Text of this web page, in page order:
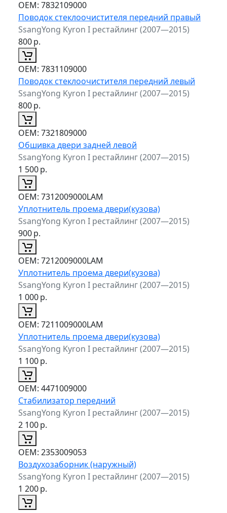
ОЕМ: 7832109000
Поводок стеклоочистителя передний правый
SsangYong Kyron I рестайлинг (2007—2015)
800р.
ОЕМ: 7831109000
Поводок стеклоочистителя передний левый
SsangYong Kyron I рестайлинг (2007—2015)
800р.
ОЕМ: 7321809000
Обшивка двери задней левой
SsangYong Kyron I рестайлинг (2007—2015)
1 500р.
ОЕМ: 7312009000LAM
Уплотнитель проема двери(кузова)
SsangYong Kyron I рестайлинг (2007—2015)
900р.
ОЕМ: 7212009000LAM
Уплотнитель проема двери(кузова)
SsangYong Kyron I рестайлинг (2007—2015)
1 000р.
ОЕМ: 7211009000LAM
Уплотнитель проема двери(кузова)
SsangYong Kyron I рестайлинг (2007—2015)
1 100р.
ОЕМ: 4471009000
Стабилизатор передний
SsangYong Kyron I рестайлинг (2007—2015)
2 100р.
ОЕМ: 2353009053
Воздухозаборник (наружный)
SsangYong Kyron I рестайлинг (2007—2015)
1 200р.